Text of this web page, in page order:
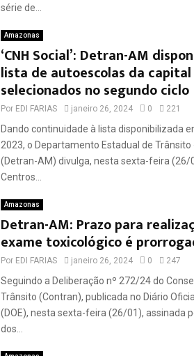
série de...
Amazonas
‘CNH Social’: Detran-AM
lista de autoescolas da
selecionados no segundo ciclo
Por EDI FARIAS janeiro 26, 2024 0 221
Dando continuidade à lista disponibilizada
2023, o Departamento Estadual de
(Detran-AM) divulga, nesta sexta-feira (26/
Centros...
Amazonas
Detran-AM: Prazo para
exame toxicológico é
Por EDI FARIAS janeiro 26, 2024 0 247
Seguindo a Deliberação nº 272/24 do
Trânsito (Contran), publicada no Diário
(DOE), nesta sexta-feira (26/01), assinada
dos...